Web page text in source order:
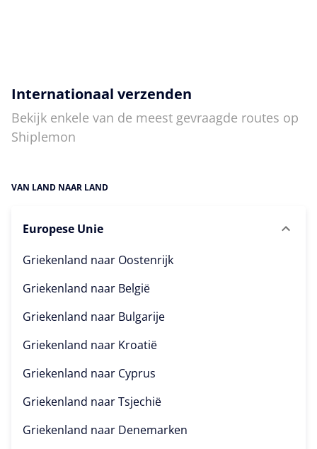
Internationaal verzenden
Bekijk enkele van de meest gevraagde routes op
Shiplemon
VAN LAND NAAR LAND
Europese Unie
Griekenland naar Oostenrijk
Griekenland naar België
Griekenland naar Bulgarije
Griekenland naar Kroatië
Griekenland naar Cyprus
Griekenland naarTsjechië
Griekenland naar Denemarken